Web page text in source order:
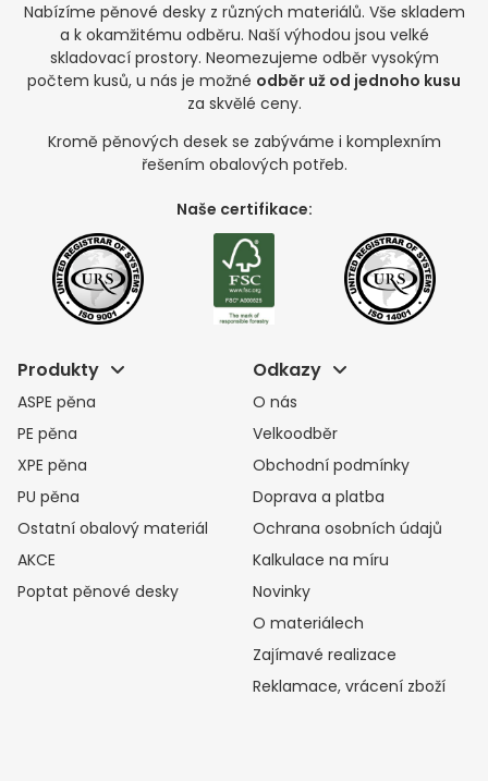
Produkty
ASPE pěna
PE pěna
XPE pěna
PU pěna
Ostatní obalový materiál
AKCE
Poptat pěnové desky
Odkazy
O nás
Velkoodběr
Obchodní podmínky
Doprava a platba
Ochrana osobních údajů
Kalkulace na míru
Novinky
O materiálech
Zajímavé realizace
Reklamace, vrácení zboží
Nabízíme pěnové desky z různých materiálů. Vše skladem
a k okamžitému odběru. Naší výhodou jsou velké
skladovací prostory. Neomezujeme odběr vysokým
počtem kusů, u nás je možné odběr už od jednoho kusu
za skvělé ceny.
Kromě pěnových desek se zabýváme i komplexním
řešením obalových potřeb.
Naše certifikace: